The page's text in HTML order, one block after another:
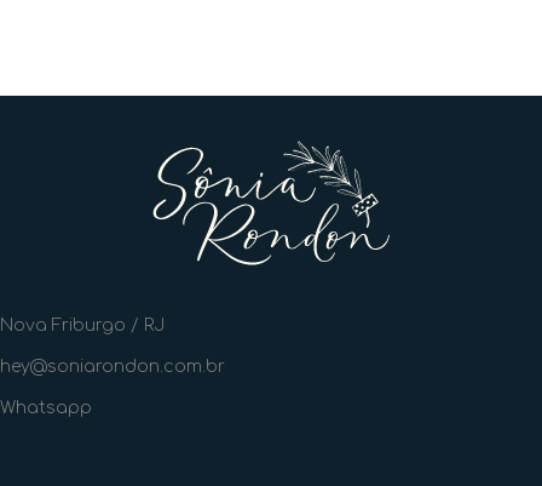
Nova Friburgo / RJ
hey@soniarondon.com.br
Whatsapp